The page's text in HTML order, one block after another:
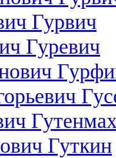
Гурвич
Гуревич
Гуткин